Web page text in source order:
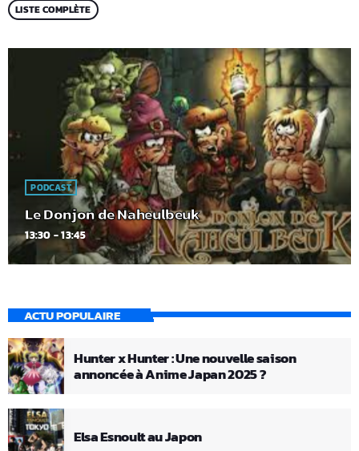
LISTE COMPLÈTE
PODCAST
Le Donjon de Naheulbeuk
13:30 - 13:45
ACTU POPULAIRE
Hunter x Hunter : Une nouvelle saison
annoncée à Anime Japan 2025 ?
Elsa Esnoult au Japon